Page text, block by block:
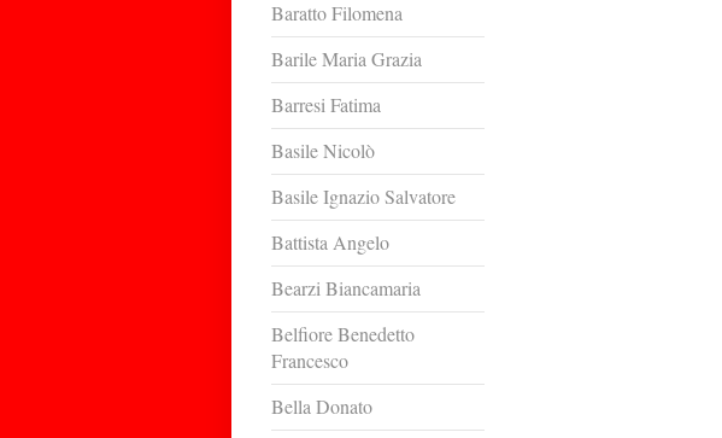
Baratto Filomena
Barile Maria Grazia
Barresi Fatima
Basile Nicolò
Basile Ignazio Salvatore
Battista Angelo
Bearzi Biancamaria
Belfiore Benedetto
Francesco
Bella Donato